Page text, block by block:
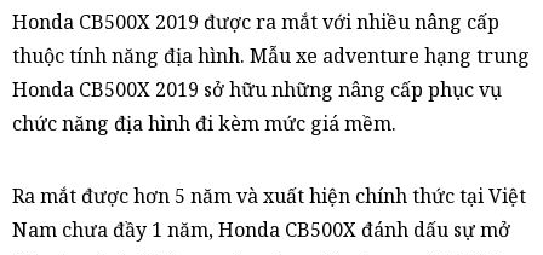
Honda CB500X 2019 được ra mắt với nhiều nâng cấp
thuộc tính năng địa hình. Mẫu xe adventure hạng trung
Honda CB500X 2019 sở hữu những nâng cấp phục vụ
chức năng địa hình đi kèm mức giá mềm.
Ra mắt được hơn 5 năm và xuất hiện chính thức tại Việt
Nam chưa đầy 1 năm, Honda CB500X đánh dấu sự mở